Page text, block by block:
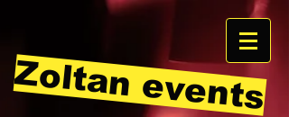
Zoltan events